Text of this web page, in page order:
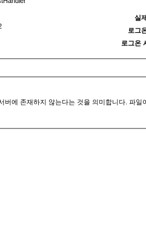
실
로그
로그온
버에 존재하지 않는다는 것을 의미합니다. 파